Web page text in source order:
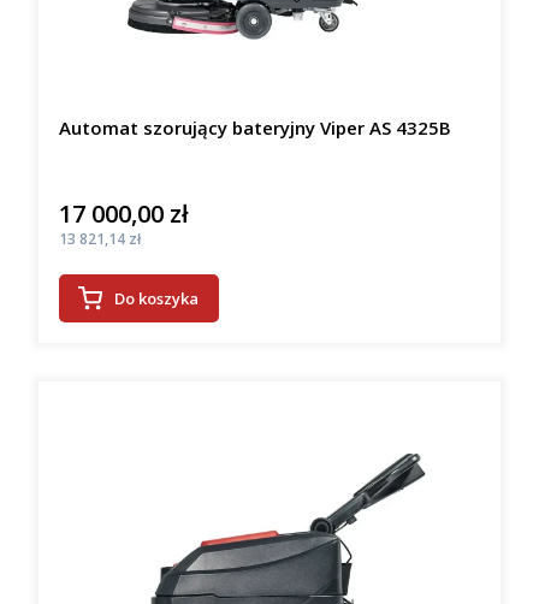
Automat szorujący bateryjny Viper AS 4325B
Cena
17 000,00 zł
Cena
13 821,14 zł
Do koszyka